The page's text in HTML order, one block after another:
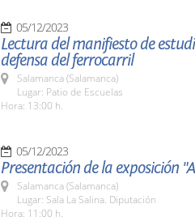
05/12/2023
Lectura del manifiesto de
defensa del ferrocarril
Salamanca (Salamanca)
Lugar: Patio de Escuelas
Hora: 13:00 h.
05/12/2023
Presentación de la exposición
Salamanca (Salamanca)
Lugar: Sala La Salina. Diputación
Hora: 11:00 h.